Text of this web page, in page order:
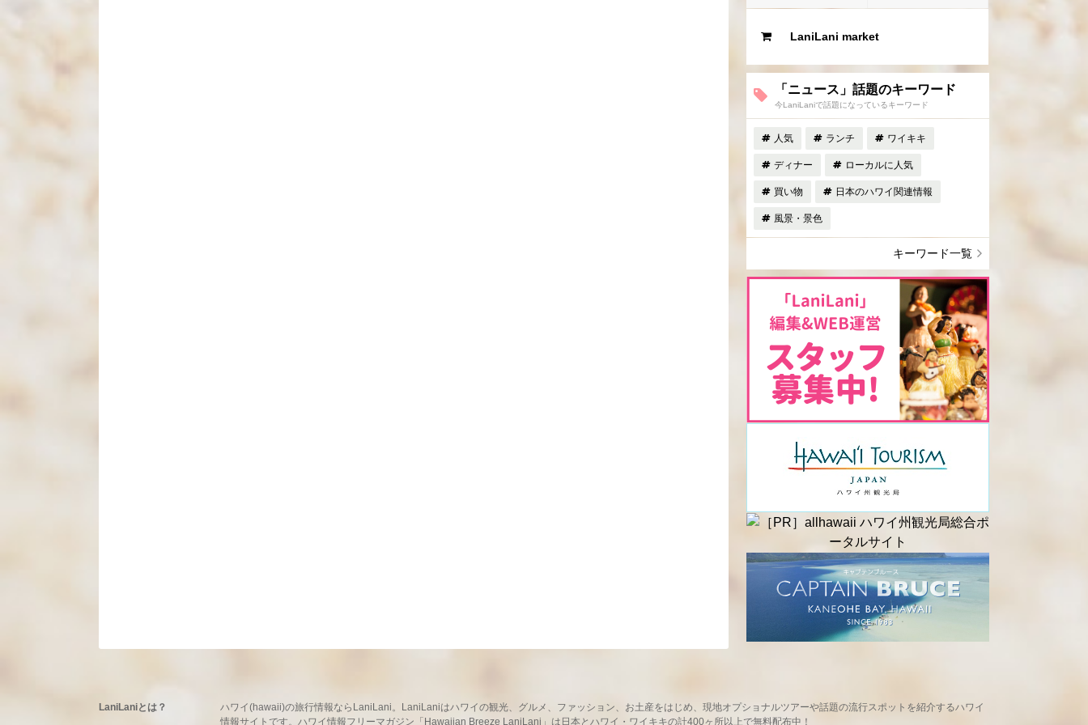
LaniLani market
「ニュース」話題のキーワード
今LaniLaniで話題になっているキーワード
人気 ランチ ワイキキ
ディナー ローカルに人気
買い物 日本のハワイ関連情報
風景・景色
キーワード一覧
LaniLaniとは？
ハワイ(hawaii)の旅行情報ならLaniLani。LaniLaniはハワイの観光、グルメ、ファッション、お土産をはじめ、現地オプショナルツアーや話題の流行スポットを紹介するハワイ
情報サイトです。ハワイ情報フリーマガジン「Hawaiian Breeze LaniLani」は日本とハワイ・ワイキキの計400ヶ所以上で無料配布中！